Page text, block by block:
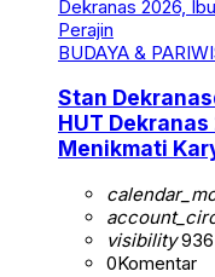
BUDAYA &
Stan
HUT
Menikmati
visibility936
0Komentar